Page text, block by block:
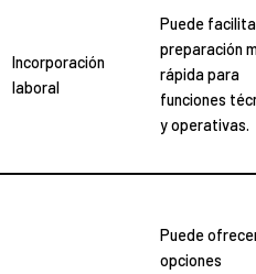
Incorporación
laboral
Puede
preparación
rápida para
funciones
y operativas.
Puede
opciones